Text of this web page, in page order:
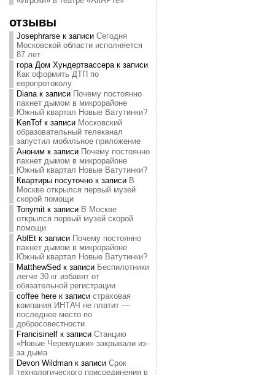
отзывы
Josephrarseк записи Сегодня
Московской области исполняется
87 лет
гора Дом Хундертвассерак записи
Как оформить ДТП по
европротоколу
Dianaк записи Почему постоянно
пахнет дымом в микрорайоне
Южный квартал Новые Ватутинки?
KenTofк записи Московский
образовательный телеканал
запустил мобильное приложение
Аноним к записи Почему постоянно
пахнет дымом в микрорайоне
Южный квартал Новые Ватутинки?
Квартиры посуточнок записи В
Москве открылся первый музей
скорой помощи
Tonymitк записи В Москве
открылся первый музей скорой
помощи
AblEtк записи Почему постоянно
пахнет дымом в микрорайоне
Южный квартал Новые Ватутинки?
MatthewSed к записи Беспилотники
легче 30 кг избавят от
обязательной регистрации
coffee hereк записи страховая
компания ИНТАЧ не платит —
последнее место по
добросовестности
Francisinelfк записи Станцию
«Новые Черемушки» закрывали из-
за дыма
Devon Wildmanк записи Срок
технологического присоединения в